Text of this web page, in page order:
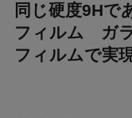
同じ硬度9Hで
フィルム ガ
フィルムで実